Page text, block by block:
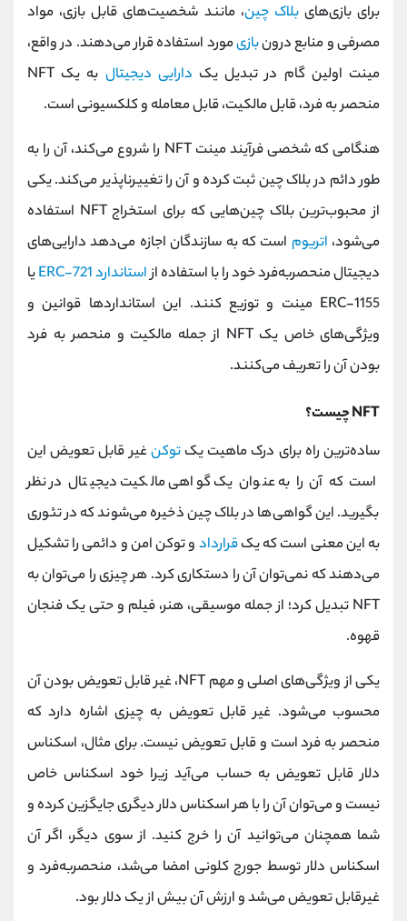
برای بازی‌هایبلاک چین، مانند شخصیت‌های قابل بازی، مواد
مصرفی و منابع درونبازیمورد استفاده قرار می‌دهند. در واقع،
مینت اولین گام در تبدیل یک دارایی دیجیتال
به یک NFT
منحصر به فرد، قابل مالکیت، قابل معامله و کلکسیونی است.
هنگامی که شخصی فرآیند مینت NFT را شروع می‌کند، آن را به
طور دائم در بلاک چین ثبت کرده و آن را تغییرناپذیر می‌کند. یکی
از محبوب‌ترین بلاک چین‌هایی که برای استخراج NFT استفاده
می‌شود، اتریوم است که به سازندگان اجازه می‌دهد دارایی‌های
دیجیتال منحصربه‌فرد خود را با استفاده ازاستانداردERC-721یا
ERC-1155 مینت و توزیع کنند. این استانداردها قوانین و
ویژگی‌های خاص یک NFT از جمله مالکیت و منحصر به فرد
بودن آن را تعریف می‌کنند.
NFT چیست؟
ساده‌ترین راه برای درک ماهیت یکتوکنغیر قابل تعویض این
است که آن را به عنوان یک گواهی مالکیت دیجیتال در نظر
بگیرید. این گواهی‌ها در بلاک چین ذخیره می‌شوند که در تئوری
به این معنی است که یکقرارداد و توکن امن و دائمی را تشکیل
می‌دهند که نمی‌توان آن را دستکاری کرد. هر چیزی را می‌توان به
NFT تبدیل کرد؛ از جمله موسیقی، هنر، فیلم و حتی یک فنجان
قهوه.
یکی از ویژگی‌های اصلی و مهم NFT، غیر قابل تعویض بودن آن
محسوب می‌شود. غیر قابل تعویض به چیزی اشاره دارد که
منحصر به فرد است و قابل تعویض نیست. برای مثال، اسکناس
دلار قابل تعویض به حساب می‌آید زیرا خود اسکناس خاص
نیست و می‌توان آن را با هر اسکناس دلار دیگری جایگزین کرده و
شما همچنان می‌توانید آن را خرج کنید. از سوی دیگر، اگر آن
اسکناس دلار توسط جورج کلونی امضا می‌شد، منحصربه‌فرد و
غیرقابل تعویض می‌شد و ارزش آن بیش از یک دلار بود.